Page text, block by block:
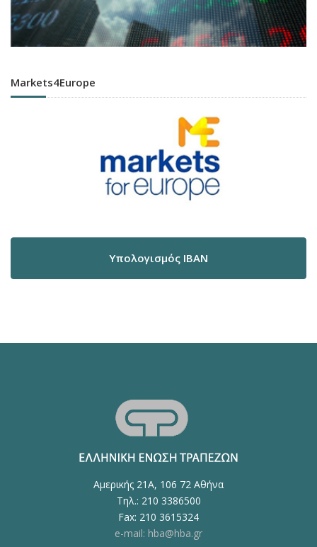
Markets4Europe
Υπολογισμός IBAN
Αμερικής 21Α, 106 72 Αθήνα
Τηλ.: 210 3386500
Fax: 210 3615324
e-mail: hba@hba.gr